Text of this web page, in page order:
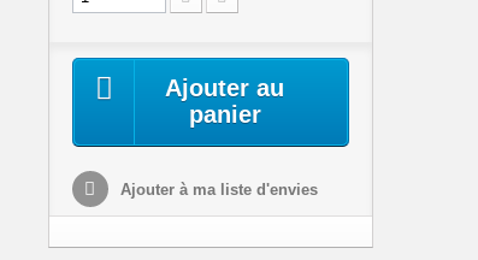
Ajouter au
panier
Ajouter à ma liste d'envies